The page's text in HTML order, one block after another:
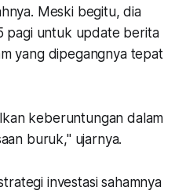
Meski begitu, dia
pagi untuk update berita
yang dipegangnya tepat
keberuntungan dalam
buruk," ujarnya.
investasi sahamnya